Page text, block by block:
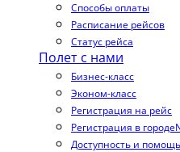
Способы оплаты
Расписание рейсов
Статус рейса
Полет с нами
Бизнес-класс
Эконом-класс
Регистрация на рейс
Регистрация в городе
Доступность и